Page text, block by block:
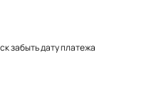
забыть дату платежа